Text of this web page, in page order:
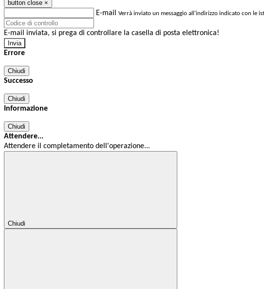
button close ×
E-mail Verrà inviato un messaggio all'indirizzo indicato con le
E-mail inviata, si prega di controllare la casella di posta elettronica!
Errore
Chiudi
Successo
Chiudi
Informazione
Chiudi
Attendere...
Attendere il completamento dell'operazione...
Chiudi